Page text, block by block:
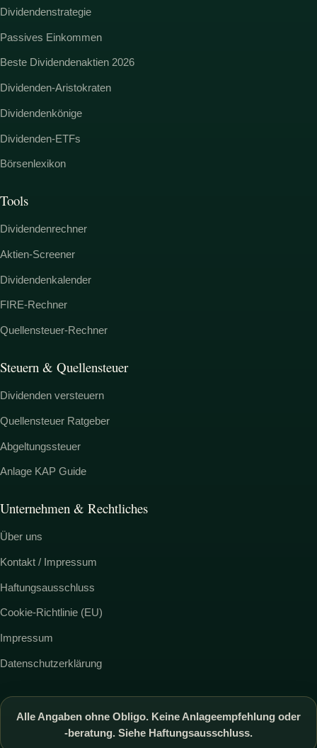
Dividendenstrategie
Passives Einkommen
Beste Dividendenaktien 2026
Dividenden-Aristokraten
Dividendenkönige
Dividenden-ETFs
Börsenlexikon
Tools
Dividendenrechner
Aktien-Screener
Dividendenkalender
FIRE-Rechner
Quellensteuer-Rechner
Steuern & Quellensteuer
Dividenden versteuern
Quellensteuer Ratgeber
Abgeltungssteuer
Anlage KAP Guide
Unternehmen & Rechtliches
Über uns
Kontakt / Impressum
Haftungsausschluss
Cookie-Richtlinie (EU)
Impressum
Datenschutzerklärung
Alle Angaben ohne Obligo. Keine Anlageempfehlung oder
-beratung. Siehe Haftungsausschluss.